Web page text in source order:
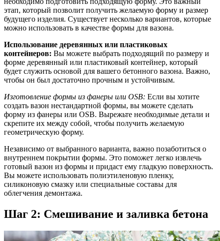
этап, который позволит получить желаемую форму и размер
будущего изделия. Существует несколько вариантов, которые
можно использовать в качестве формы для вазона.
Использование деревянных или пластиковых
контейнеров: Вы можете выбрать подходящий по размеру и
форме деревянный или пластиковый контейнер, который
будет служить основой для вашего бетонного вазона. Важно,
чтобы он был достаточно прочным и устойчивым.
Изготовление формы из фанеры или OSB: Если вы хотите
создать вазон нестандартной формы, вы можете сделать
форму из фанеры или OSB. Вырежьте необходимые детали и
скрепите их между собой, чтобы получить желаемую
геометрическую форму.
Независимо от выбранного варианта, важно позаботиться о
внутреннем покрытии формы. Это поможет легко извлечь
готовый вазон из формы и придаст ему гладкую поверхность.
Вы можете использовать полиэтиленовую пленку,
силиконовую смазку или специальные составы для
облегчения демонтажа.
Шаг 2: Смешивание и заливка бетона